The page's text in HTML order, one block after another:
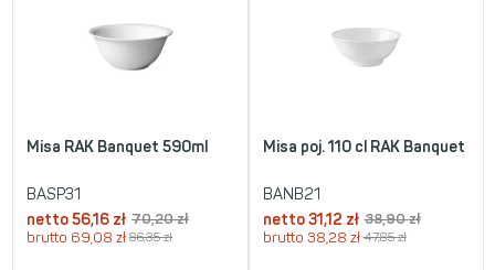
Misa RAK Banquet 590ml
BASP31
netto56,16 zł 70,20zł
brutto 69,08 zł 86,35zł
Misa poj. 110 cl RAK Banquet
BANB21
netto 31,12 zł 38,90zł
brutto 38,28 zł 47,85zł